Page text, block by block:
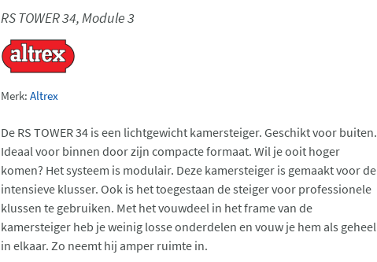
RS TOWER 34, Module 3
Merk: Altrex
De RS TOWER 34 is een lichtgewicht kamersteiger. Geschikt voor buiten.
Ideaal voor binnen door zijn compacte formaat. Wil je ooit hoger
komen? Het systeem is modulair. Deze kamersteiger is gemaakt voor de
intensieve klusser. Ook is het toegestaan de steiger voor professionele
klussen te gebruiken. Met het vouwdeel in het frame van de
kamersteiger heb je weinig losse onderdelen en vouw je hem als geheel
in elkaar. Zo neemt hij amper ruimte in.